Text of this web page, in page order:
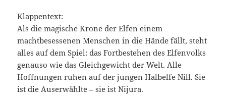
Klappentext:
Als die magische Krone der Elfen einem
machtbesessenen Menschen in die Hände fällt, steht
alles auf dem Spiel: das Fortbestehen des Elfenvolks
genauso wie das Gleichgewicht der Welt. Alle
Hoffnungen ruhen auf der jungen Halbelfe Nill. Sie
ist die Auserwählte – sie ist Nijura.